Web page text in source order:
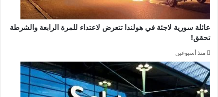
عائلة سورية لاجئة في هولندا تتعرض لاعتداء للمرة الرابعة والشرطة
تحقق!
منذ أسبوعين